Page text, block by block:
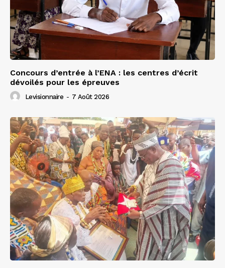
Concours d’entrée à l’ENA : les centres d’écrit
dévoilés pour les épreuves
Levisionnaire - 7 Août 2026